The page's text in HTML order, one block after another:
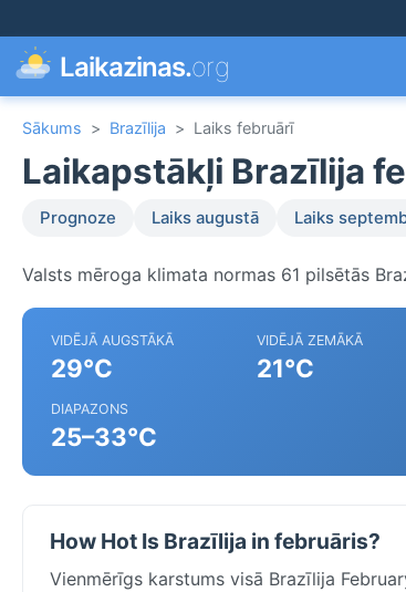
Laikazinas.org
Sākums > Brazīlija > Laiks februārī
Laikapstākļi Brazīlija
Prognoze Laiks augustā Laiks
Valsts mēroga klimata normas 61 pilsētās
VIDĒJĀ AUGSTĀKĀ
29°C
VIDĒJĀ ZEMĀKĀ
21°C
DIAPAZONS
25–33°C
How Hot Is Brazīlija in februāris?
Vienmērīgs karstums visā Brazīlija